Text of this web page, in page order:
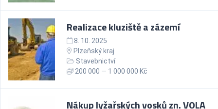
Realizace kluziště a zázemí
8. 10. 2025
Plzeňský kraj
Stavebnictví
200 000 — 1 000 000 Kč
Nákup lyžařských vosků zn. VOLA